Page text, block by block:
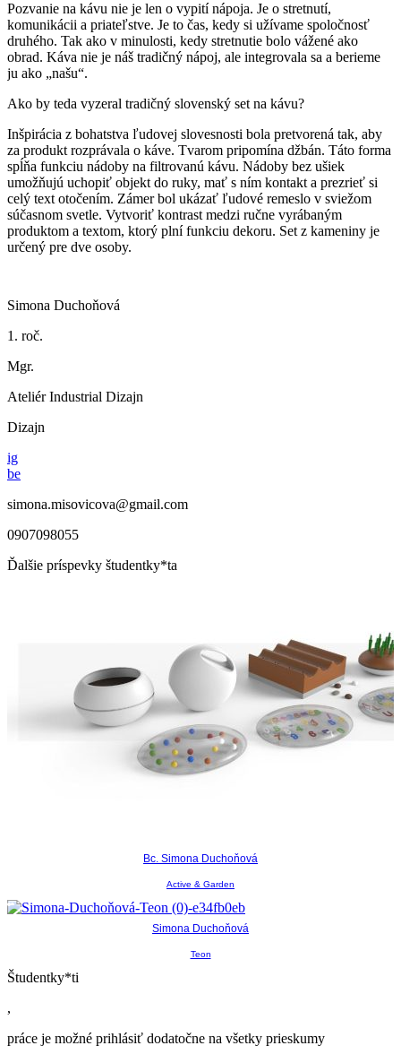
Pozvanie na kávu nie je len o vypití nápoja. Je o stretnutí,
komunikácii a priateľstve. Je to čas, kedy si užívame spoločnosť
druhého. Tak ako v minulosti, kedy stretnutie bolo vážené ako
obrad. Káva nie je náš tradičný nápoj, ale integrovala sa a berieme
ju ako „našu“.
Ako by teda vyzeral tradičný slovenský set na kávu?
Inšpirácia z bohatstva ľudovej slovesnosti bola pretvorená tak, aby
za produkt rozprávala o káve. Tvarom pripomína džbán. Táto forma
spĺňa funkciu nádoby na filtrovanú kávu. Nádoby bez ušiek
umožňujú uchopiť objekt do ruky, mať s ním kontakt a prezrieť si
celý text otočením. Zámer bol ukázať ľudové remeslo v sviežom
súčasnom svetle. Vytvoriť kontrast medzi ručne vyrábaným
produktom a textom, ktorý plní funkciu dekoru. Set z kameniny je
určený pre dve osoby.
Simona Duchoňová
1. roč.
Mgr.
Ateliér Industrial Dizajn
Dizajn
ig
be
simona.misovicova@gmail.com
0907098055
Ďalšie príspevky študentky*ta
Bc. Simona Duchoňová
Active & Garden
Simona Duchoňová
Teon
Študentky*ti
,
práce je možné prihlásiť dodatočne na všetky prieskumy